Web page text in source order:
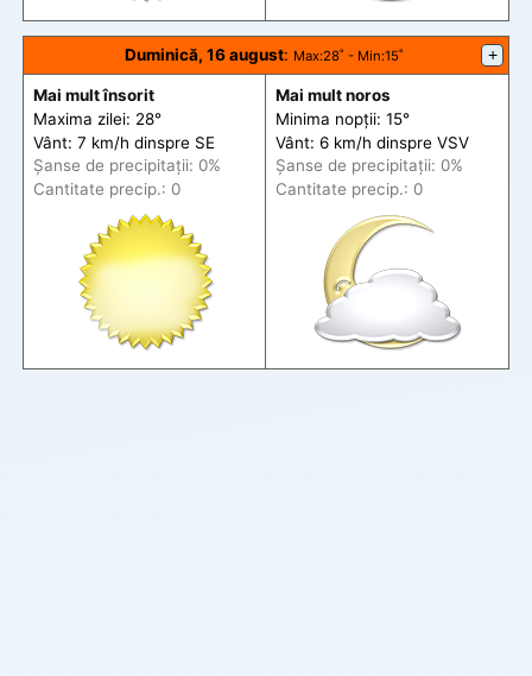
Duminică, 16 august: Max:28˚ - Min:15˚ +
Mai mult însorit
Maxima zilei: 28°
Vânt: 7 km/h dinspre SE
Șanse de precipitații: 0%
Cantitate precip.: 0
Mai mult noros
Minima nopții: 15°
Vânt: 6 km/h dinspre VSV
Șanse de precipitații: 0%
Cantitate precip.: 0